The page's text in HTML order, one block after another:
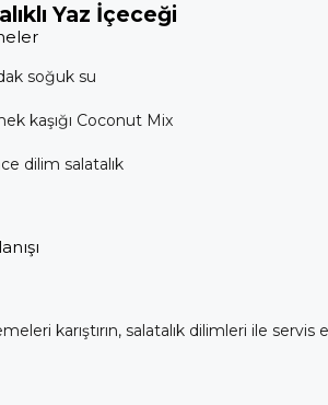
Yaz İçeceği
soğuk su
kaşığı Coconut Mix
dilim salatalık
karıştırın, salatalık dilimleri ile servis